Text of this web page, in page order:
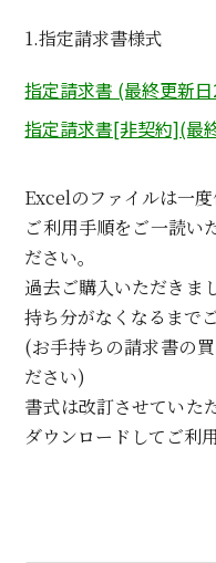
リ
ー:
1.指定請求書様式
指定請求書 (最終更新
指定請求書[非契約](最
Excelのファイルは一度
ご利用手順をご一読い
ださい。
過去ご購入いただきま
持ち分がなくなるまで
(お手持ちの請求書の
ださい)
書式は改訂させていた
ダウンロードしてご利